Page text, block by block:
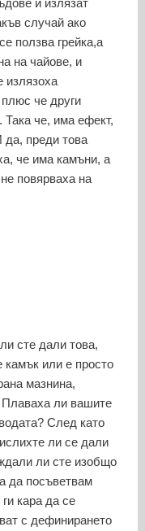
и излязат
случай ако
ползва грейка,а
на чайове, и
излязоха
че други
Така че, има ефект,
да, преди това
че има камъни, а
повярваха на
сте дали това,
камък или е просто
мазнина,
Плаваха ли вашите
След като
ли се дали
ли сте изобщо
да посъветвам
кара да се
с дефинирането